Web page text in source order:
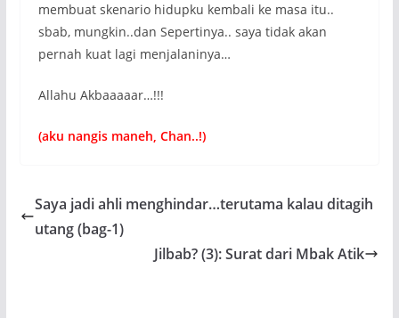
membuat skenario hidupku kembali ke masa itu..
sbab, mungkin..dan Sepertinya.. saya tidak akan
pernah kuat lagi menjalaninya…
Allahu Akbaaaaar…!!!
(aku nangis maneh, Chan..!)
Saya jadi ahli menghindar…terutama kalau ditagih
utang (bag-1)
Jilbab? (3): Surat dari Mbak Atik